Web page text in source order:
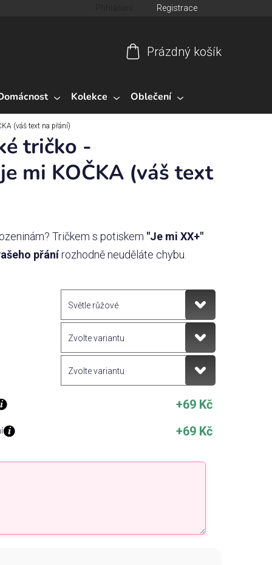
Registrace
košík
Prázdný košík
Kolekce Oblečení
(váš text na přání)
tričko -
mi KOČKA (váš text
Tričkem s potiskem "Je mi XX+"
přánírozhodně neuděláte chybu.
+69 Kč
+69 Kč